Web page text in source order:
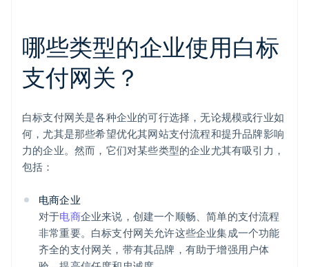
哪些类型的企业使用白标
支付网关？
白标支付网关是各种企业的可行选择，无论规模或行业如
何，尤其是那些希望优化其网站支付流程和提升品牌影响
力的企业。然而，它们对某些类型的企业尤其有吸引力，
包括：
电商企业
对于电商企业来说，创建一个顺畅、简单的支付流程
非常重要。白标支付网关允许这些企业集成一个功能
齐全的支付网关，带有其品牌，有助于增强用户体